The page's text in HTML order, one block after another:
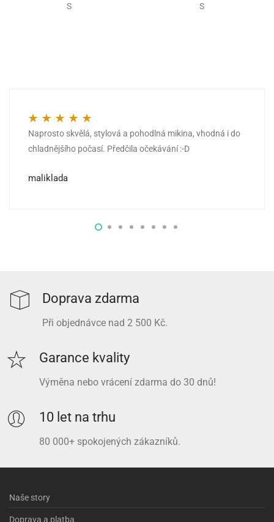
S
S
Hodnocení 5z 5
Naprosto skvělá, stylová a pohodlná mikina, vhodná i do
chladnějšího počasí. Předčila očekávání :-D
maliklada
Doprava zdarma
Při objednávce nad 2 500 Kč.
Garance kvality
Výměna nebo vrácení zdarma do 30 dnů!
10 let na trhu
80 000+ spokojených zákazníků.
Naše story
Doprava a platba